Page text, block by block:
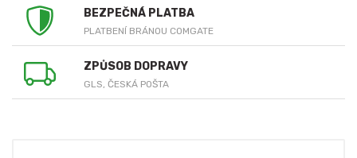
BEZPEČNÁ PLATBA
PLATBENÍ BRÁNOU COMGATE
ZPŮSOB DOPRAVY
GLS, ČESKÁ POŠTA